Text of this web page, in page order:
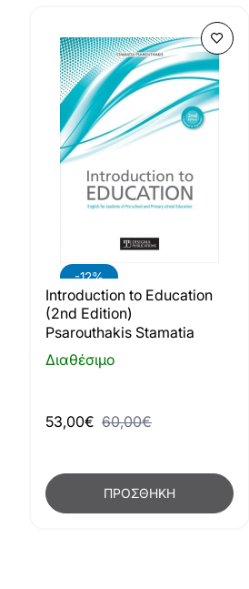
-12%
Διαθέσιμο
Introduction to Education
(2nd Edition)
Psarouthakis Stamatia
53,00€ 60,00€
ΠΡΟΣΘΉΚΗ